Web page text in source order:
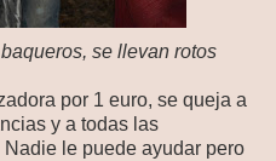
se llevan rotos
por 1 euro, se queja a
y a todas las
le puede ayudar pero